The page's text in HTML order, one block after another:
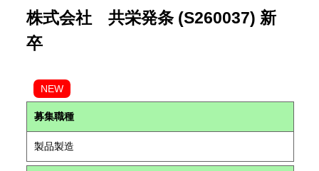
株式会社 共栄発条 (S260037) 新
卒
NEW
募集職種
製品製造